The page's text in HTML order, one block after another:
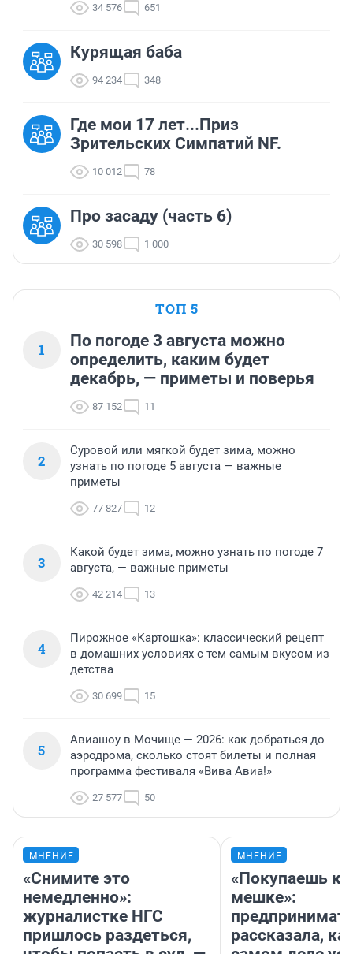
34 576 651
Курящая баба
94 234 348
Где мои 17 лет...Приз
Зрительских Симпатий NF.
10 012 78
Про засаду (часть 6)
30 598 1 000
ТОП 5
1
По погоде 3 августа можно
определить, каким будет
декабрь, — приметы и поверья
87 152 11
2
Суровой или мягкой будет зима, можно
узнать по погоде 5 августа — важные
приметы
77 827 12
3
Какой будет зима, можно узнать по погоде 7
августа, — важные приметы
42 214 13
4
Пирожное «Картошка»: классический рецепт
в домашних условиях с тем самым вкусом из
детства
30 699 15
5
Авиашоу в Мочище — 2026: как добраться до
аэродрома, сколько стоят билеты и полная
программа фестиваля «Вива Авиа!»
27 577 50
МНЕНИЕ
«Снимите это
немедленно»:
журналистке НГС
пришлось раздеться,
МНЕНИЕ
«Покупаешь
мешке»:
рассказала,